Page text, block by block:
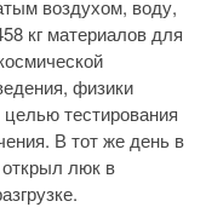
воздухом, воду,
кг материалов для
физики
тестирования
В тот же день в
люк в